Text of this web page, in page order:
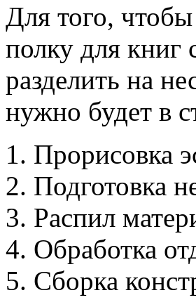
Для того,
полку для книг
разделить на
нужно будет в
Прорисовка
Подготовка
Распил
Обработка
Сборка